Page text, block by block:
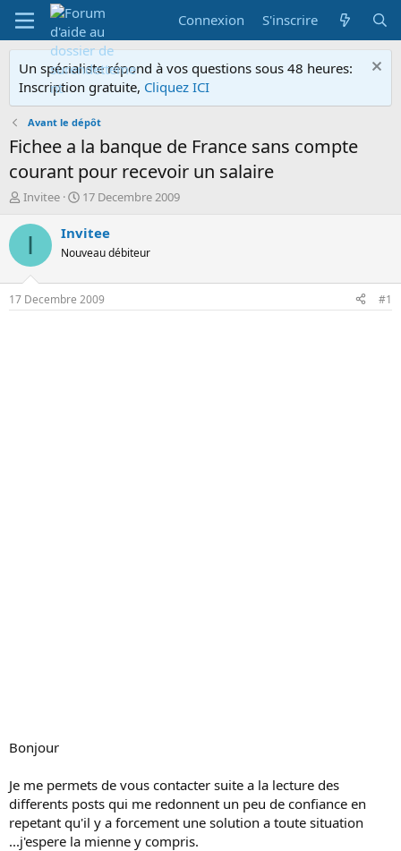
Connexion S'inscrire
Un spécialiste répond à vos questions sous 48 heures:
Inscription gratuite, Cliquez ICI
Avant le dépôt
Fichee a la banque de France sans compte
courant pour recevoir un salaire
A
t
r
d
e
Invitee
D
t
d
d
é
17 Decembre 2009
I Invitee
Nouveau débiteur
17 Decembre 2009 #1
Bonjour
Je me permets de vous contacter suite a la lecture des
differents posts qui me redonnent un peu de confiance en
repetant qu'il y a forcement une solution a toute situation
...j'espere la mienne y compris.